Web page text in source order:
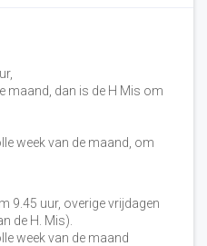
maand, dan is de H Mis om
week van de maand, om
9.45 uur, overige vrijdagen
de H. Mis).
week van de maand